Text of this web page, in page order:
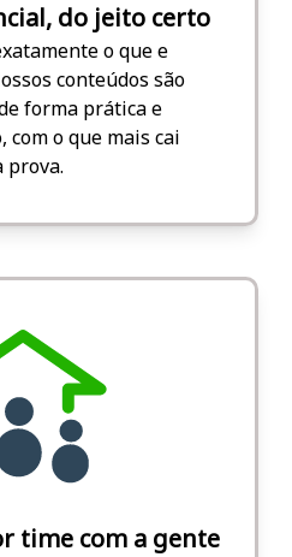
do jeito certo
o que e
conteúdos são
forma prática e
com o que mais cai
prova.
time com a gente